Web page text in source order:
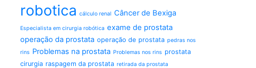
robotica cálculo renal Câncer de Bexiga
Especialista em cirurgia robótica exame de prostata
operação da prostata operação de prostata pedras nos
rins Problemas na prostata Problemas nos rins prostata
cirurgia raspagem da prostata retirada da prostata